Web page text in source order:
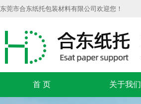
东莞市合东纸托包装材料有限公司欢迎您！
首 页 关于我们